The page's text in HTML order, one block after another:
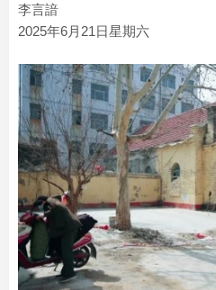
李言諳
2025年6月21日星期六